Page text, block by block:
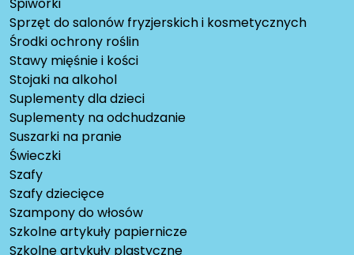
Sprzęt do salonów fryzjerskich i kosmetycznych
Środki ochrony roślin
Stawy mięśnie i kości
Stojaki na alkohol
Suplementy dla dzieci
Suplementy na odchudzanie
Suszarki na pranie
Świeczki
Szafy
Szafy dziecięce
Szampony do włosów
Szkolne artykuły papiernicze
Szkolne artykuły plastyczne